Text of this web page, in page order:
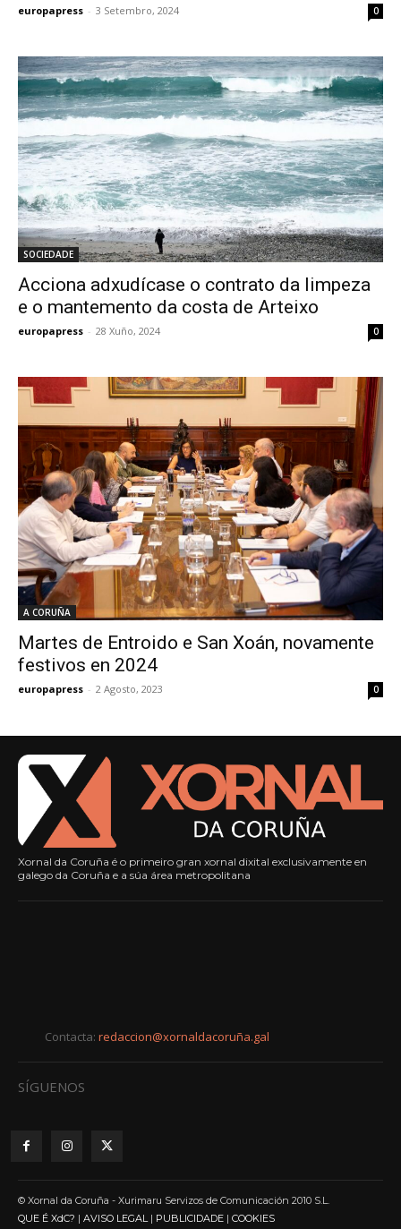
europapress - 3 Setembro, 2024 0
SOCIEDADE
Acciona adxudícase o contrato da limpeza
e o mantemento da costa de Arteixo
europapress - 28 Xuño, 2024 0
A CORUÑA
Martes de Entroido e San Xoán, novamente
festivos en 2024
europapress - 2 Agosto, 2023 0
Xornal da Coruña é o primeiro gran xornal dixital exclusivamente en
galego da Coruña e a súa área metropolitana
Contacta: redaccion@xornaldacoruña.gal
SÍGUENOS
© Xornal da Coruña - Xurimaru Servizos de Comunicación 2010 S.L.
QUE É XdC? | AVISO LEGAL | PUBLICIDADE | COOKIES